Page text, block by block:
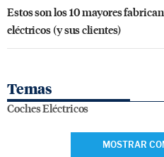
Estos son los 10 mayores
eléctricos (y sus clientes)
Temas
Coches Eléctricos
MOSTRAR